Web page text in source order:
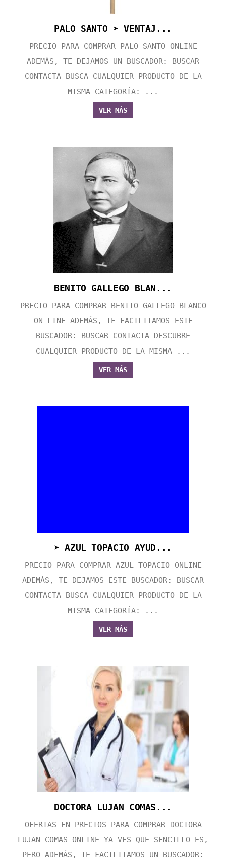
PALO SANTO ➤ VENTAJ...
PRECIO PARA COMPRAR PALO SANTO ONLINE
ADEMÁS, TE DEJAMOS UN BUSCADOR: BUSCAR
CONTACTA BUSCA CUALQUIER PRODUCTO DE LA
MISMA CATEGORÍA: ...
VER MÁS
BENITO GALLEGO BLAN...
PRECIO PARA COMPRAR BENITO GALLEGO BLANCO
ON-LINE ADEMÁS, TE FACILITAMOS ESTE
BUSCADOR: BUSCAR CONTACTA DESCUBRE
CUALQUIER PRODUCTO DE LA MISMA ...
VER MÁS
➤ AZUL TOPACIO AYUD...
PRECIO PARA COMPRAR AZUL TOPACIO ONLINE
ADEMÁS, TE DEJAMOS ESTE BUSCADOR: BUSCAR
CONTACTA BUSCA CUALQUIER PRODUCTO DE LA
MISMA CATEGORÍA: ...
VER MÁS
DOCTORA LUJAN COMAS...
OFERTAS EN PRECIOS PARA COMPRAR DOCTORA
LUJAN COMAS ONLINE YA VES QUE SENCILLO ES,
PERO ADEMÁS, TE FACILITAMOS UN BUSCADOR: